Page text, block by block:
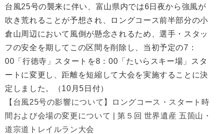
台風25号の襲来に伴い、富山県内では6日夜から強風が
吹き荒れることが予想され、ロングコース前半部分の小
倉山周辺において風倒が懸念されるため、選手・スタッ
フの安全を期してこの区間を削除し、当初予定の7：
00「行徳寺」スタートを8：00「たいらスキー場」スタ
ートに変更し、距離を短縮して大会を実施することに決
定しました。（10月5日付）
【台風25号の影響について】ロングコース・スタート時
間および会場の変更について | 第５回 世界遺産 五箇山・
道宗道トレイルラン大会